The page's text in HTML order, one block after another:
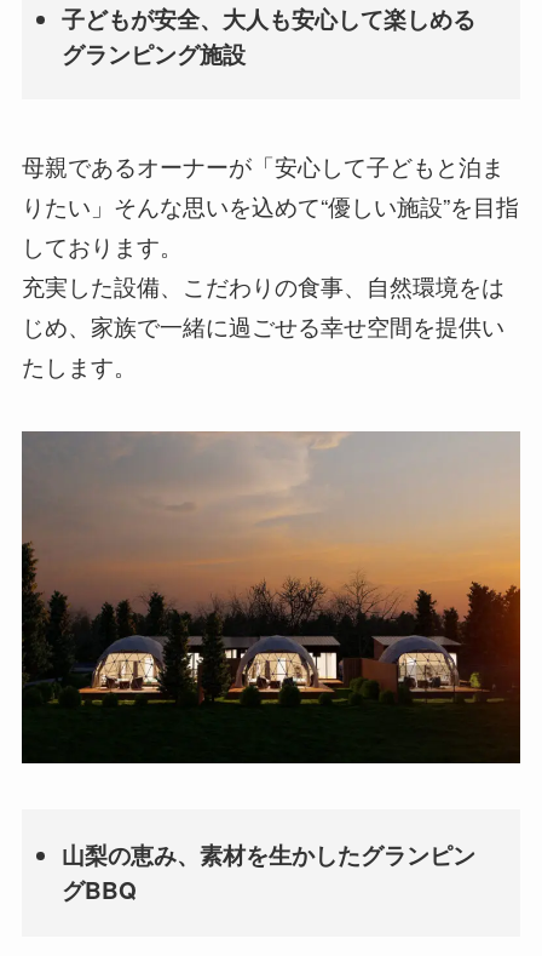
子どもが安全、大人も安心して楽しめる
グランピング施設
母親であるオーナーが「安心して子どもと泊ま
りたい」そんな思いを込めて“優しい施設”を目指
しております。
充実した設備、こだわりの食事、自然環境をは
じめ、家族で一緒に過ごせる幸せ空間を提供い
たします。
山梨の恵み、素材を生かしたグランピン
グBBQ